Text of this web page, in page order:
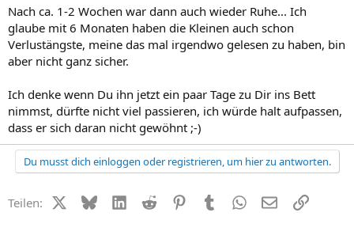
Nach ca. 1-2 Wochen war dann auch wieder Ruhe... Ich
glaube mit 6 Monaten haben die Kleinen auch schon
Verlustängste, meine das mal irgendwo gelesen zu haben, bin
aber nicht ganz sicher.
Ich denke wenn Du ihn jetzt ein paar Tage zu Dir ins Bett
nimmst, dürfte nicht viel passieren, ich würde halt aufpassen,
dass er sich daran nicht gewöhnt ;-)
Du musst dich einloggen oder registrieren, um hier zu antworten.
Teilen: X (Twitter)
BlueskyLinkedIn
Reddit PinterestTumblr WhatsApp
E-MailLink